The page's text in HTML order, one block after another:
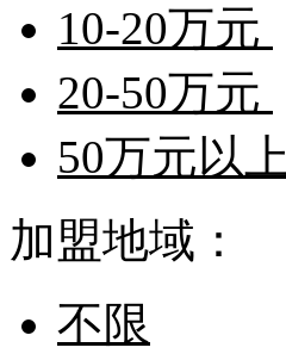
10-20万元
20-50万元
50万元以上
加盟地域：
不限